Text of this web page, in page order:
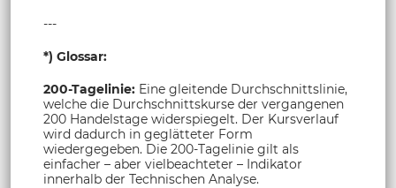
---
*) Glossar:
200-Tagelinie: Eine gleitende Durchschnittslinie,
welche die Durchschnittskurse der vergangenen
200 Handelstage widerspiegelt. Der Kursverlauf
wird dadurch in geglätteter Form
wiedergegeben. Die 200-Tagelinie gilt als
einfacher – aber vielbeachteter – Indikator
innerhalb der Technischen Analyse.